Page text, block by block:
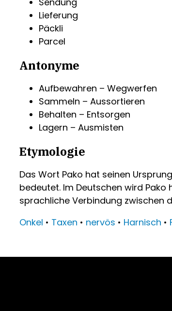
Lieferung
Päckli
Parcel
Antonyme
Aufbewahren – Wegwerfen
Sammeln – Aussortieren
Behalten – Entsorgen
Lagern – Ausmisten
Etymologie
Das Wort Pako hat seinen
bedeutet. Im Deutschen wird
sprachliche Verbindung zwischen
Onkel • Taxen • nervös • Harnisch •